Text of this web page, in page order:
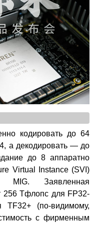
кодировать до 64
а декодировать — до
до 8 аппаратно
Virtual Instance (SVI)
Заявленная
256 Тфлопс для FP32-
(по-видимому,
с фирменным